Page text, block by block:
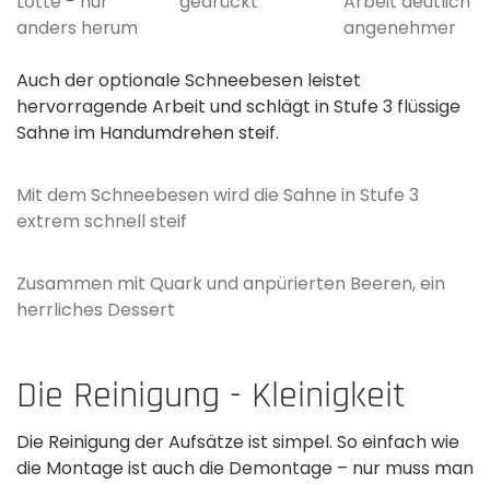
anders herum
angenehmer
Auch der optionale Schneebesen leistet
hervorragende Arbeit und schlägt in Stufe 3 flüssige
Sahne im Handumdrehen steif.
Mit dem Schneebesen wird die Sahne in Stufe 3
extrem schnell steif
Zusammen mit Quark und anpürierten Beeren, ein
herrliches Dessert
Die Reinigung - Kleinigkeit
Die Reinigung der Aufsätze ist simpel. So einfach wie
die Montage ist auch die Demontage – nur muss man